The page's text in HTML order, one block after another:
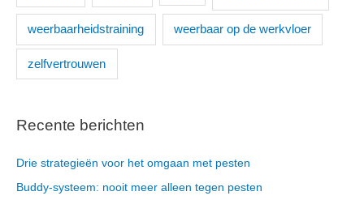
weerbaarheidstraining weerbaar op de werkvloer
zelfvertrouwen
Recente berichten
Drie strategieën voor het omgaan met pesten
Buddy-systeem: nooit meer alleen tegen pesten